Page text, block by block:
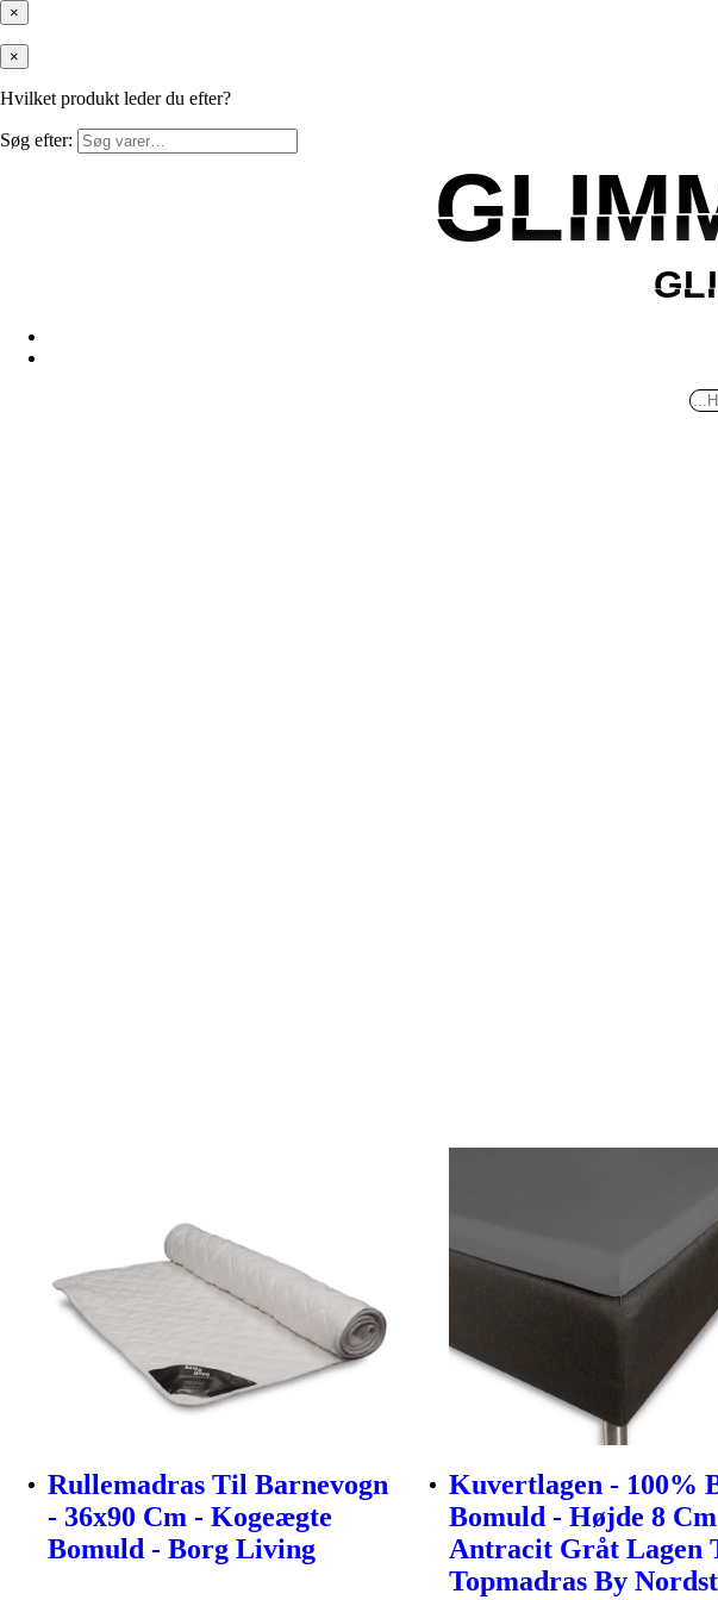
×
×
Hvilket produkt leder du efter?
Søg efter:
Rullemadras Til Barnevogn
- 36x90 Cm - Kogeægte
Bomuld - Borg Living
Kuvertlagen - 100%
Bomuld - Højde 8
Antracit Gråt Lagen
Topmadras By